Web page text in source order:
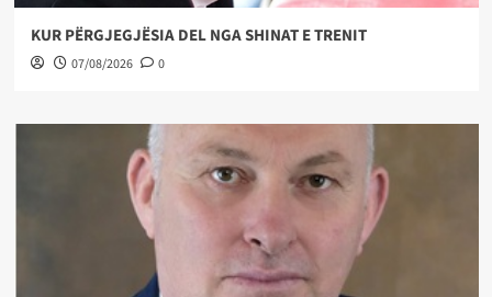
KUR PËRGJEGJËSIA DEL NGA SHINAT E TRENIT
07/08/2026 0